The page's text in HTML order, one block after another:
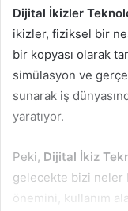
Dijital İkizler
ikizler, fiziksel bir
bir kopyası olarak
simülasyon ve
sunarak iş
yaratıyor.
Peki, Dijital İkiz
gelecekte bizi neler
önemini, kullanım